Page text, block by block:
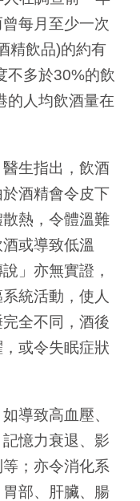
每月至少一次
精飲品)的約有
不多於30%的飲
的人均飲酒量在
生指出，飲酒
酒精會令皮下
熱，令體溫難
或導致低溫
」亦無實證，
統活動，使人
全不同，酒後
或令失眠症狀
導致高血壓、
憶力衰退、影
；亦令消化系
部、肝臟、腸